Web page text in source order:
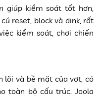
giúp kiểm soát tốt hơn,
reset, block và dink, rất
kiểm soát, chơi chiến
lõi và bề mặt của vợt, có
toàn bộ cấu trúc. Joola